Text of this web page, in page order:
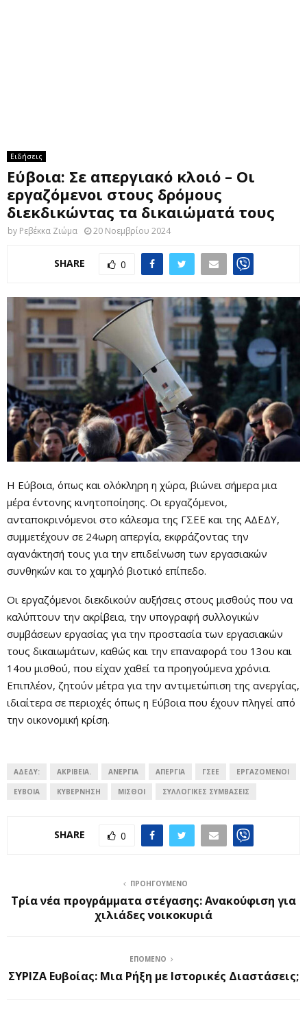
Ειδήσεις
Εύβοια: Σε απεργιακό κλοιό – Οι
εργαζόμενοι στους δρόμους
διεκδικώντας τα δικαιώματά τους
by Ρεβέκκα Ζιώμα 20 Νοεμβρίου 2024
SHARE 0
Η Εύβοια, όπως και ολόκληρη η χώρα, βιώνει σήμερα μια
μέρα έντονης κινητοποίησης. Οι εργαζόμενοι,
ανταποκρινόμενοι στο κάλεσμα της ΓΣΕΕ και της ΑΔΕΔΥ,
συμμετέχουν σε 24ωρη απεργία, εκφράζοντας την
αγανάκτησή τους για την επιδείνωση των εργασιακών
συνθηκών και το χαμηλό βιοτικό επίπεδο.
Οι εργαζόμενοι διεκδικούν αυξήσεις στους μισθούς που να
καλύπτουν την ακρίβεια, την υπογραφή συλλογικών
συμβάσεων εργασίας για την προστασία των εργασιακών
τους δικαιωμάτων, καθώς και την επαναφορά του 13ου και
14ου μισθού, που είχαν χαθεί τα προηγούμενα χρόνια.
Επιπλέον, ζητούν μέτρα για την αντιμετώπιση της ανεργίας,
ιδιαίτερα σε περιοχές όπως η Εύβοια που έχουν πληγεί από
την οικονομική κρίση.
ΑΔΕΔΥ: ΑΚΡΊΒΕΙΑ. ΑΝΕΡΓΙΑ ΑΠΕΡΓΊΑ ΓΣΕΕ ΕΡΓΑΖΌΜΕΝΟΙ
ΕΎΒΟΙΑ ΚΥΒΕΡΝΗΣΗ ΜΙΣΘΟΊ ΣΥΛΛΟΓΙΚΈΣ ΣΥΜΒΆΣΕΙΣ
SHARE 0
ΠΡΟΗΓΟΎΜΕΝΟ
Τρία νέα προγράμματα στέγασης: Ανακούφιση για
χιλιάδες νοικοκυριά
ΕΠΌΜΕΝΟ
ΣΥΡΙΖΑ Ευβοίας: Μια Ρήξη με Ιστορικές Διαστάσεις;